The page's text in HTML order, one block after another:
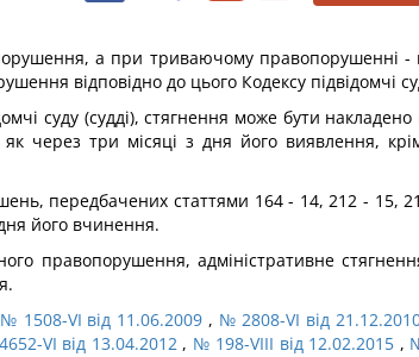
а при триваючому правопорушенні -
відповідно до цього Кодексу підвідомчі
суду (судді), стягнення може бути накладено
через три місяці з дня його виявлення,
передбачених статтями 164 - 14, 212 - 15,
його вчинення.
правопорушення, адміністративне
№ 1508-VI від 11.06.2009 , № 2808-VI від
VI від 13.04.2012, № 198-VIII від 12.02.2015 ,